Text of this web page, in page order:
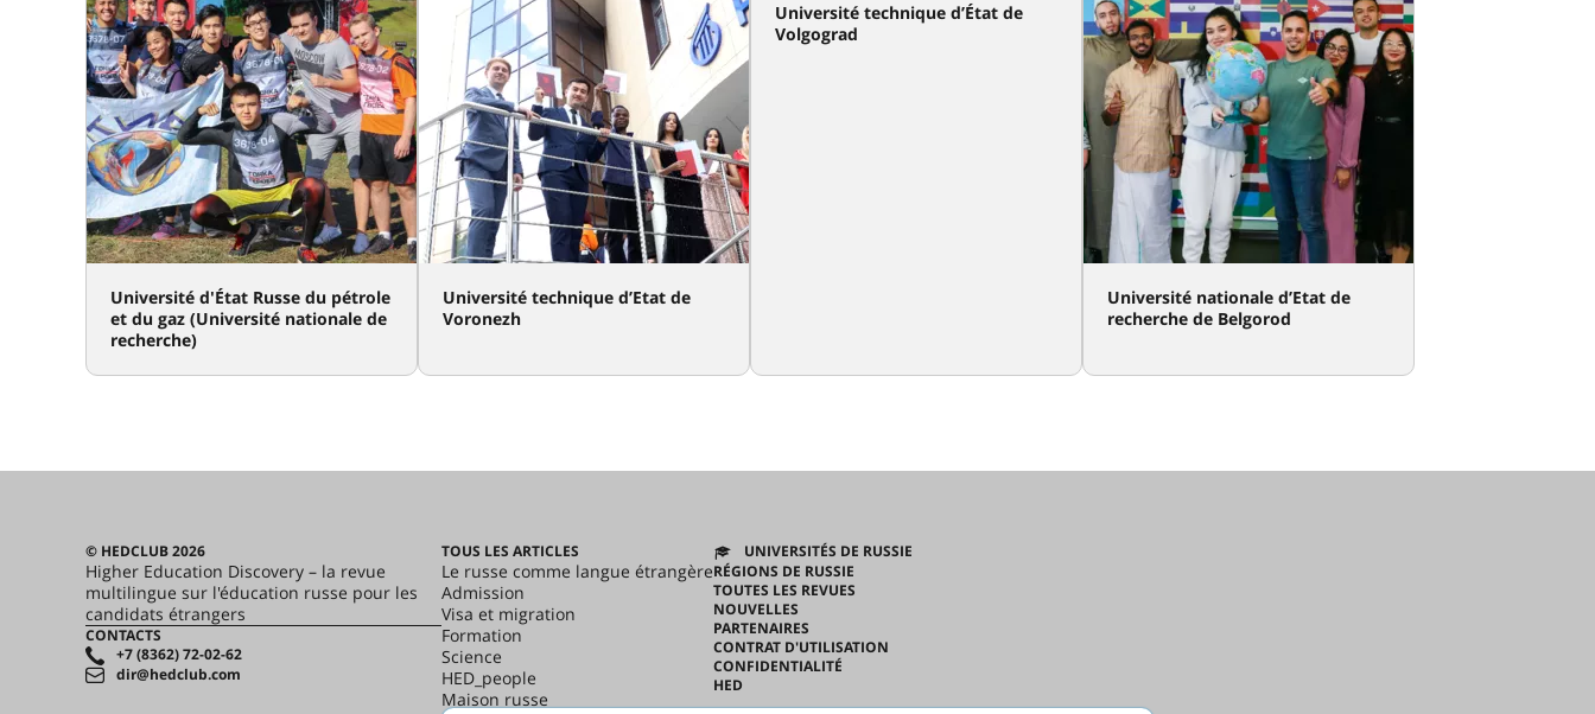
Université d'État Russe du pétrole
et du gaz (Université nationale de
recherche)
Université technique d’Etat de
Voronezh
Université technique d’État de
Volgograd
Université nationale d’Etat de
recherche de Belgorod
© HEDCLUB 2026
Higher Education Discovery – la revue
multilingue sur l'éducation russe pour les
candidats étrangers
CONTACTS
+7 (8362) 72-02-62
dir@hedclub.com
TOUS LES ARTICLES
Le russe comme langue étrangère
Admission
Visa et migration
Formation
Science
HED_people
Maison russe
UNIVERSITÉS DE RUSSIE
RÉGIONS DE RUSSIE
TOUTES LES REVUES
NOUVELLES
PARTENAIRES
CONTRAT D'UTILISATION
CONFIDENTIALITÉ
HED